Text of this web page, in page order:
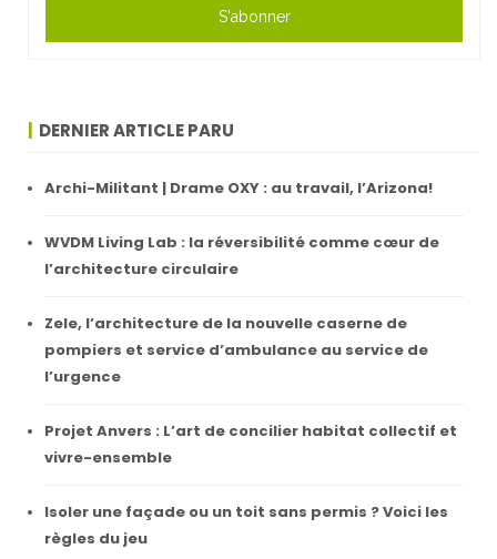
S'abonner
DERNIER ARTICLE PARU
Archi-Militant | Drame OXY : au travail, l’Arizona!
WVDM Living Lab : la réversibilité comme cœur de
l’architecture circulaire
Zele, l’architecture de la nouvelle caserne de
pompiers et service d’ambulance au service de
l’urgence
Projet Anvers : L’art de concilier habitat collectif et
vivre-ensemble
Isoler une façade ou un toit sans permis ? Voici les
règles du jeu